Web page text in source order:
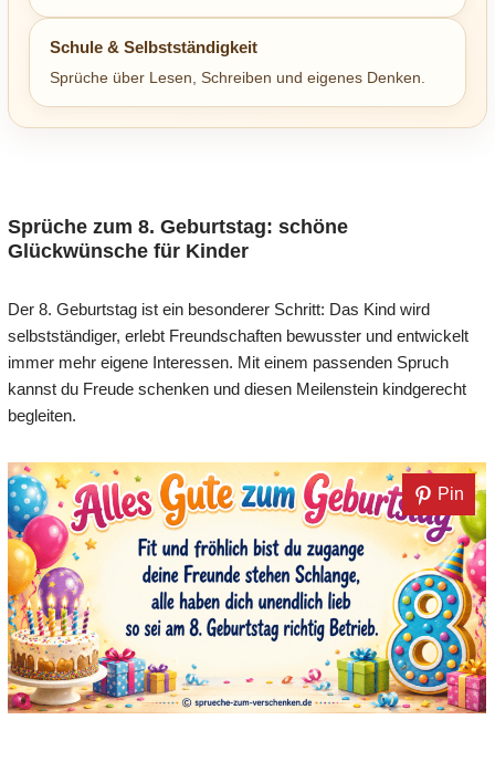
Schule & Selbstständigkeit
Sprüche über Lesen, Schreiben und eigenes Denken.
Sprüche zum 8. Geburtstag: schöne
Glückwünsche für Kinder
Der 8. Geburtstag ist ein besonderer Schritt: Das Kind wird
selbstständiger, erlebt Freundschaften bewusster und entwickelt
immer mehr eigene Interessen. Mit einem passenden Spruch
kannst du Freude schenken und diesen Meilenstein kindgerecht
begleiten.
Pin